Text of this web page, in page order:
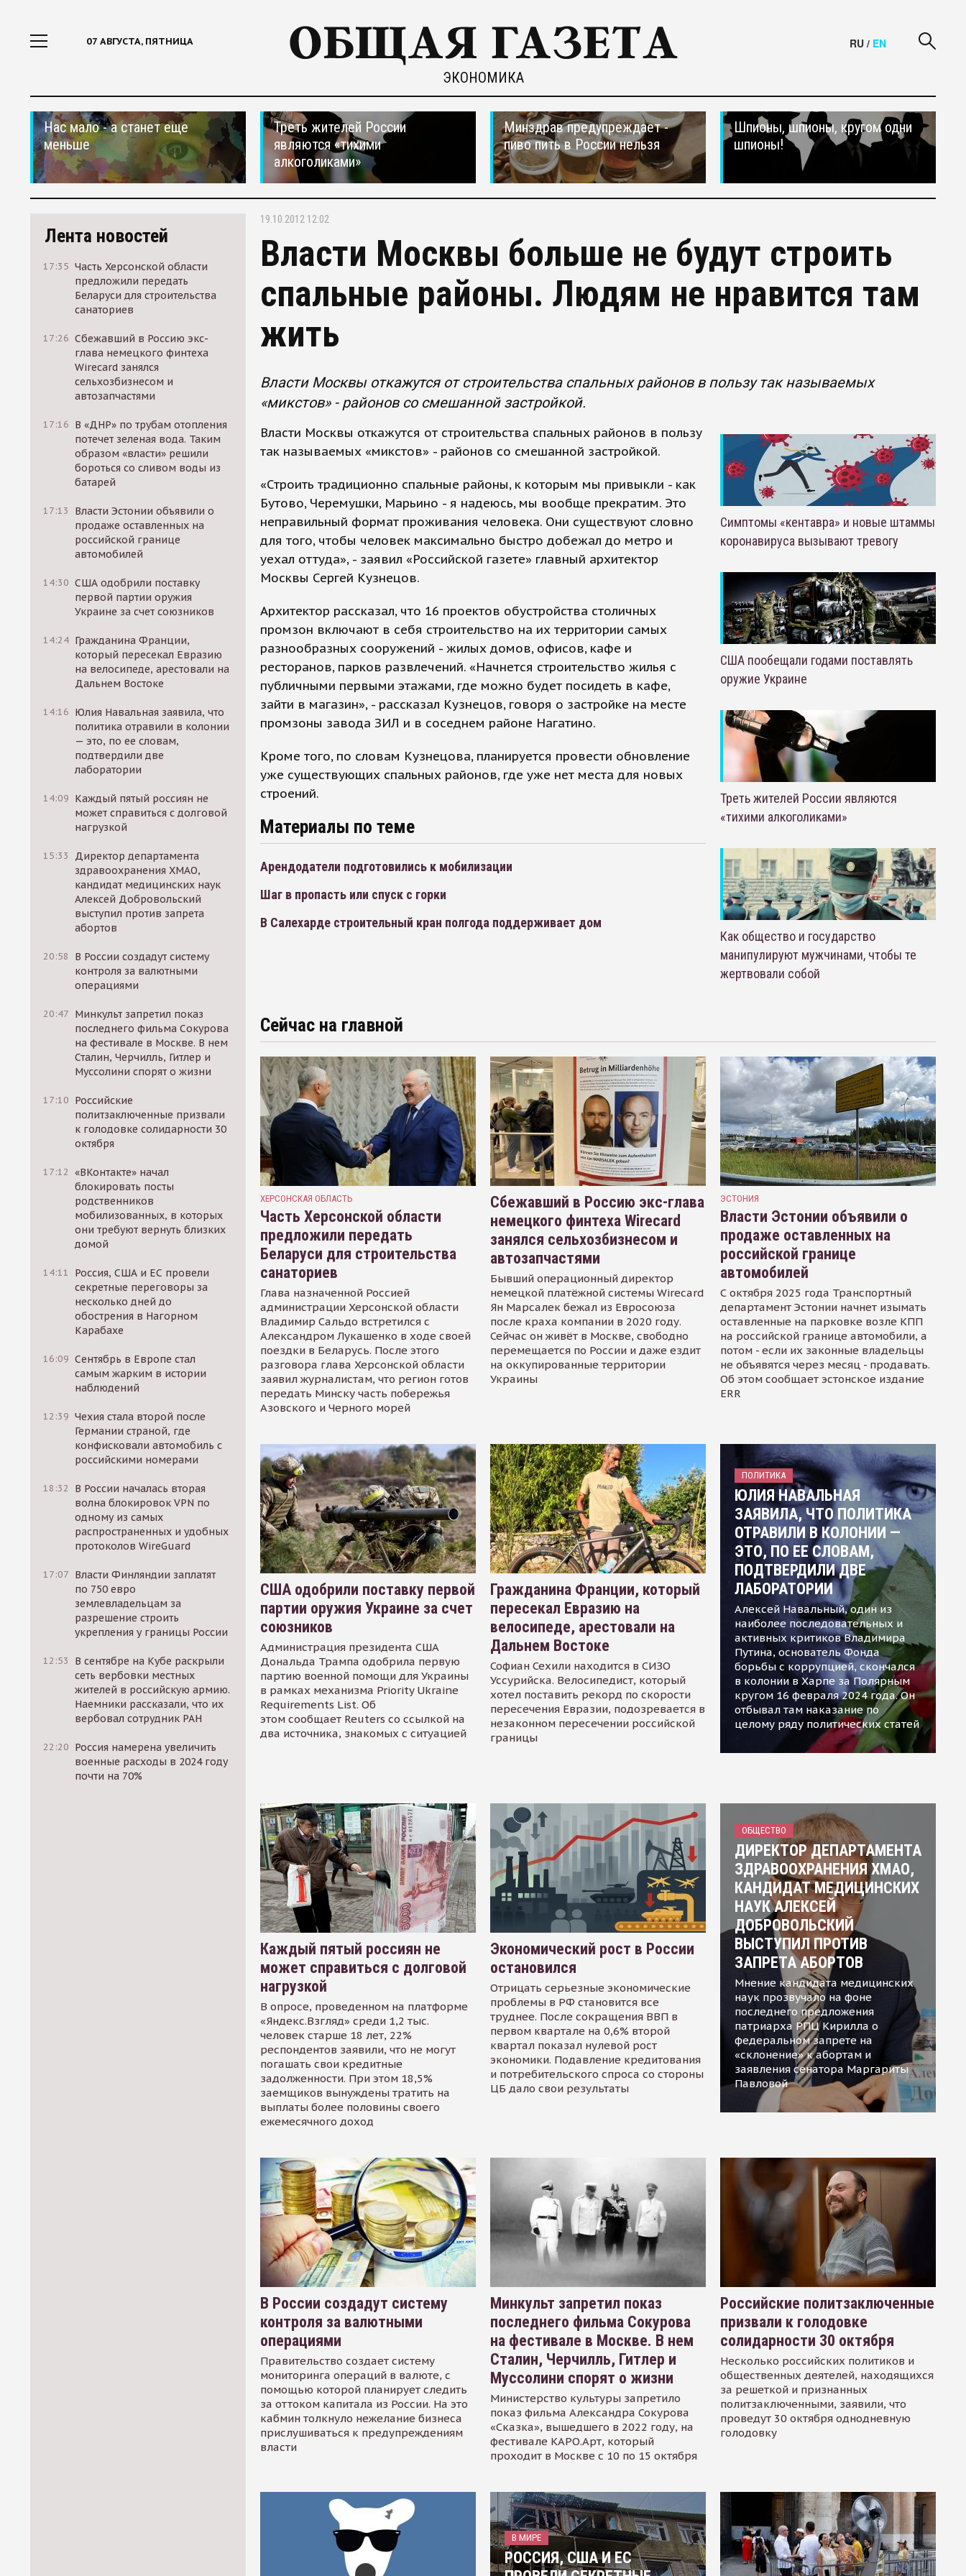
07 АВГУСТА, ПЯТНИЦА
ЭКОНОМИКА
RU / EN
Нас мало - а станет еще
меньше
Треть жителей России
являются «тихими
алкоголиками»
Минздрав предупреждает -
пиво пить в России нельзя
Шпионы, шпионы, кругом одни
шпионы!
Лента новостей
17:35 Часть Херсонской области
предложили передать
Беларуси для строительства
санаториев
17:26 Сбежавший в Россию экс-
глава немецкого финтеха
Wirecard занялся
сельхозбизнесом и
автозапчастями
17:16 В «ДНР» по трубам отопления
потечет зеленая вода. Таким
образом «власти» решили
бороться со сливом воды из
батарей
17:13
Власти Эстонии объявили о
продаже оставленных на
российской границе
автомобилей
14:30 США одобрили поставку
первой партии оружия
Украине за счет союзников
14:24 Гражданина Франции,
который пересекал Евразию
на велосипеде, арестовали на
Дальнем Востоке
14:16 Юлия Навальная заявила, что
политика отравили в колонии
— это, по ее словам,
подтвердили две
лаборатории
14:09 Каждый пятый россиян не
может справиться с долговой
нагрузкой
15:33
Директор департамента
здравоохранения ХМАО,
кандидат медицинских наук
Алексей Добровольский
выступил против запрета
абортов
20:58
В России создадут систему
контроля за валютными
операциями
20:47 Минкульт запретил показ
последнего фильма Сокурова
на фестивале в Москве. В нем
Сталин, Черчилль, Гитлер и
Муссолини спорят о жизни
17:10 Российские
политзаключенные призвали
к голодовке солидарности 30
октября
17:12 «ВКонтакте» начал
блокировать посты
родственников
мобилизованных, в которых
они требуют вернуть близких
домой
14:11
Россия, США и ЕС провели
секретные переговоры за
несколько дней до
обострения в Нагорном
Карабахе
16:09 Сентябрь в Европе стал
самым жарким в истории
наблюдений
12:39 Чехия стала второй после
Германии страной, где
конфисковали автомобиль с
российскими номерами
18:32
В России началась вторая
волна блокировок VPN по
одному из самых
распространенных и удобных
протоколов WireGuard
17:07 Власти Финляндии заплатят
по 750 евро
землевладельцам за
разрешение строить
укрепления у границы России
12:53
В сентябре на Кубе раскрыли
сеть вербовки местных
жителей в российскую армию.
Наемники рассказали, что их
вербовал сотрудник РАН
22:20 Россия намерена увеличить
военные расходы в 2024 году
почти на 70%
19.10.2012 12:02
Власти Москвы больше не будут строить
спальные районы. Людям не нравится там
жить
Власти Москвы откажутся от строительства спальных районов в пользу так называемых
«микстов» - районов со смешанной застройкой.
Власти Москвы откажутся от строительства спальных районов в пользу
так называемых «микстов» - районов со смешанной застройкой.
«Строить традиционно спальные районы, к которым мы привыкли - как
Бутово, Черемушки, Марьино - я надеюсь, мы вообще прекратим. Это
неправильный формат проживания человека. Они существуют словно
для того, чтобы человек максимально быстро добежал до метро и
уехал оттуда», - заявил «Российской газете» главный архитектор
Москвы Сергей Кузнецов.
Архитектор рассказал, что 16 проектов обустройства столичных
промзон включают в себя строительство на их территории самых
разнообразных сооружений - жилых домов, офисов, кафе и
ресторанов, парков развлечений. «Начнется строительство жилья с
публичными первыми этажами, где можно будет посидеть в кафе,
зайти в магазин», - рассказал Кузнецов, говоря о застройке на месте
промзоны завода ЗИЛ и в соседнем районе Нагатино.
Кроме того, по словам Кузнецова, планируется провести обновление
уже существующих спальных районов, где уже нет места для новых
строений.
Материалы по теме
Арендодатели подготовились к мобилизации
Шаг в пропасть или спуск с горки
В Салехарде строительный кран полгода поддерживает дом
Симптомы «кентавра» и новые штаммы
коронавируса вызывают тревогу
США пообещали годами поставлять
оружие Украине
Треть жителей России являются
«тихими алкоголиками»
Как общество и государство
манипулируют мужчинами, чтобы те
жертвовали собой
Сейчас на главной
ХЕРСОНСКАЯ ОБЛАСТЬ
Часть Херсонской области
предложили передать
Беларуси для строительства
санаториев
Глава назначенной Россией
администрации Херсонской области
Владимир Сальдо встретился с
Александром Лукашенко в ходе своей
поездки в Беларусь. После этого
разговора глава Херсонской области
заявил журналистам, что регион готов
передать Минску часть побережья
Азовского и Черного морей
Сбежавший в Россию экс-глава
немецкого финтеха Wirecard
занялся сельхозбизнесом и
автозапчастями
Бывший операционный директор
немецкой платёжной системы Wirecard
Ян Марсалек бежал из Евросоюза
после краха компании в 2020 году.
Сейчас он живёт в Москве, свободно
перемещается по России и даже ездит
на оккупированные территории
Украины
ЭСТОНИЯ
Власти Эстонии объявили о
продаже оставленных на
российской границе
автомобилей
С октября 2025 года Транспортный
департамент Эстонии начнет изымать
оставленные на парковке возле КПП
на российской границе автомобили, а
потом - если их законные владельцы
не объявятся через месяц - продавать.
Об этом сообщает эстонское издание
ERR
США одобрили поставку первой
партии оружия Украине за счет
союзников
Администрация президента США
Дональда Трампа одобрила первую
партию военной помощи для Украины
в рамках механизма Priority Ukraine
Requirements List. Об
этом сообщает Reuters со ссылкой на
два источника, знакомых с ситуацией
Гражданина Франции, который
пересекал Евразию на
велосипеде, арестовали на
Дальнем Востоке
Софиан Сехили находится в СИЗО
Уссурийска. Велосипедист, который
хотел поставить рекорд по скорости
пересечения Евразии, подозревается в
незаконном пересечении российской
границы
ПОЛИТИКА
ЮЛИЯ НАВАЛЬНАЯ
ЗАЯВИЛА, ЧТО ПОЛИТИКА
ОТРАВИЛИ В КОЛОНИИ —
ЭТО, ПО ЕЕ СЛОВАМ,
ПОДТВЕРДИЛИ ДВЕ
ЛАБОРАТОРИИ
Алексей Навальный, один из
наиболее последовательных и
активных критиков Владимира
Путина, основатель Фонда
борьбы с коррупцией, скончался
в колонии в Харпе за Полярным
кругом 16 февраля 2024 года. Он
отбывал там наказание по
целому ряду политических статей
Каждый пятый россиян не
может справиться с долговой
нагрузкой
В опросе, проведенном на платформе
«Яндекс.Взгляд» среди 1,2 тыс.
человек старше 18 лет, 22%
респондентов заявили, что не могут
погашать свои кредитные
задолженности. При этом 18,5%
заемщиков вынуждены тратить на
выплаты более половины своего
ежемесячного доход
Экономический рост в России
остановился
Отрицать серьезные экономические
проблемы в РФ становится все
труднее. После сокращения ВВП в
первом квартале на 0,6% второй
квартал показал нулевой рост
экономики. Подавление кредитования
и потребительского спроса со стороны
ЦБ дало свои результаты
ОБЩЕСТВО
ДИРЕКТОР ДЕПАРТАМЕНТА
ЗДРАВООХРАНЕНИЯ ХМАО,
КАНДИДАТ МЕДИЦИНСКИХ
НАУК АЛЕКСЕЙ
ДОБРОВОЛЬСКИЙ
ВЫСТУПИЛ ПРОТИВ
ЗАПРЕТА АБОРТОВ
Мнение кандидата медицинских
наук прозвучало на фоне
последнего предложения
патриарха РПЦ Кирилла о
федеральном запрете на
«склонение» к абортам и
заявления сенатора Маргариты
Павловой
В России создадут систему
контроля за валютными
операциями
Правительство создает систему
мониторинга операций в валюте, с
помощью которой планирует следить
за оттоком капитала из России. На это
кабмин толкнуло нежелание бизнеса
прислушиваться к предупреждениям
власти
Минкульт запретил показ
последнего фильма Сокурова
на фестивале в Москве. В нем
Сталин, Черчилль, Гитлер и
Муссолини спорят о жизни
Министерство культуры запретило
показ фильма Александра Сокурова
«Сказка», вышедшего в 2022 году, на
фестивале КАРО.Арт, который
проходит в Москве с 10 по 15 октября
Российские политзаключенные
призвали к голодовке
солидарности 30 октября
Несколько российских политиков и
общественных деятелей, находящихся
за решеткой и признанных
политзаключенными, заявили, что
проведут 30 октября однодневную
голодовку
В МИРЕ
РОССИЯ, США И ЕС